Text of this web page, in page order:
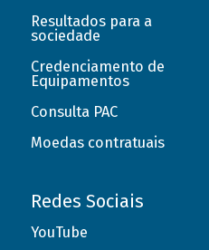
Resultados para a
sociedade
Credenciamento de
Equipamentos
Consulta PAC
Moedas contratuais
Redes Sociais
YouTube